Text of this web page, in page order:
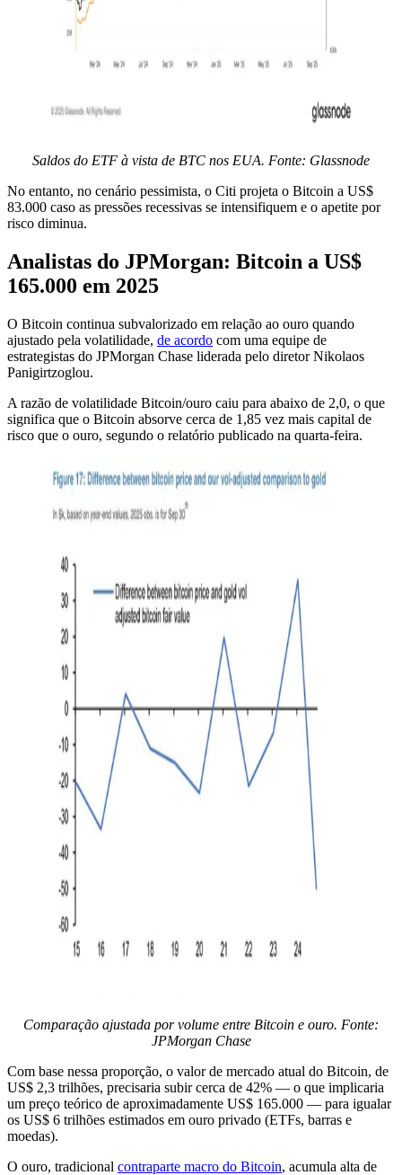
Saldos do ETF à vista de BTC nos EUA. Fonte: Glassnode
No entanto, no cenário pessimista, o Citi projeta o Bitcoin a US$
83.000 caso as pressões recessivas se intensifiquem e o apetite por
risco diminua.
Analistas do JPMorgan: Bitcoin a US$
165.000 em 2025
O Bitcoin continua subvalorizado em relação ao ouro quando
ajustado pela volatilidade, de acordo com uma equipe de
estrategistas do JPMorgan Chase liderada pelo diretor Nikolaos
Panigirtzoglou.
A razão de volatilidade Bitcoin/ouro caiu para abaixo de 2,0, o que
significa que o Bitcoin absorve cerca de 1,85 vez mais capital de
risco que o ouro, segundo o relatório publicado na quarta-feira.
Comparação ajustada por volume entre Bitcoin e ouro. Fonte:
JPMorgan Chase
Com base nessa proporção, o valor de mercado atual do Bitcoin, de
US$ 2,3 trilhões, precisaria subir cerca de 42% — o que implicaria
um preço teórico de aproximadamente US$ 165.000 — para igualar
os US$ 6 trilhões estimados em ouro privado (ETFs, barras e
moedas).
O ouro, tradicional contraparte macro do Bitcoin, acumula alta de